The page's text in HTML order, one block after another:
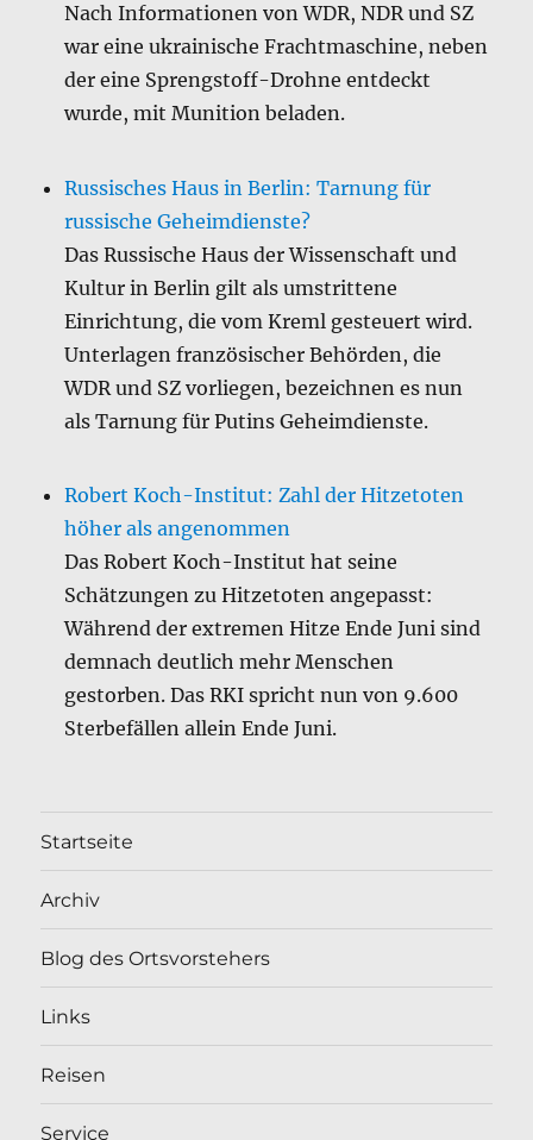
Nach Informationen von WDR, NDR und SZ
war eine ukrainische Frachtmaschine, neben
der eine Sprengstoff-Drohne entdeckt
wurde, mit Munition beladen.
Russisches Haus in Berlin: Tarnung für
russische Geheimdienste?
Das Russische Haus der Wissenschaft und
Kultur in Berlin gilt als umstrittene
Einrichtung, die vom Kreml gesteuert wird.
Unterlagen französischer Behörden, die
WDR und SZ vorliegen, bezeichnen es nun
als Tarnung für Putins Geheimdienste.
Robert Koch-Institut: Zahl der Hitzetoten
höher als angenommen
Das Robert Koch-Institut hat seine
Schätzungen zu Hitzetoten angepasst:
Während der extremen Hitze Ende Juni sind
demnach deutlich mehr Menschen
gestorben. Das RKI spricht nun von 9.600
Sterbefällen allein Ende Juni.
Startseite
Archiv
Blog des Ortsvorstehers
Links
Reisen
Service